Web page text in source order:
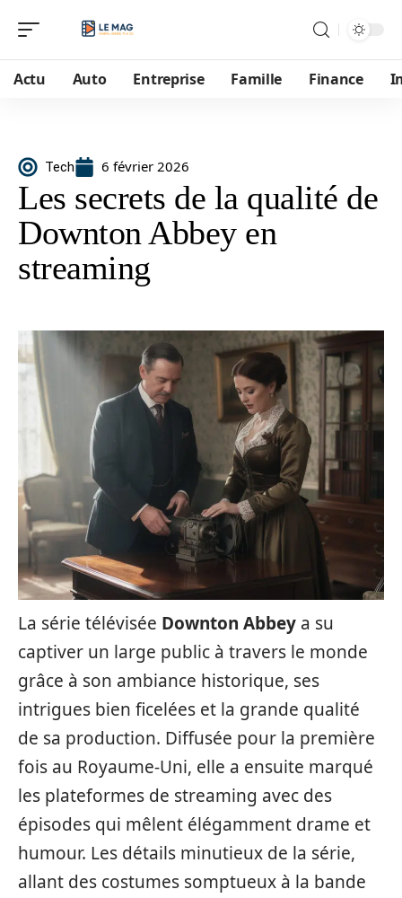
Actu Auto Entreprise Famille Finance
Tech 6 février 2026
Les secrets de la qualité de
Downton Abbey en
streaming
La série télévisée Downton Abbey a su
captiver un large public à travers le monde
grâce à son ambiance historique, ses
intrigues bien ficelées et la grande qualité
de sa production. Diffusée pour la première
fois au Royaume-Uni, elle a ensuite marqué
les plateformes de streaming avec des
épisodes qui mêlent élégamment drame et
humour. Les détails minutieux de la série,
allant des costumes somptueux à la bande